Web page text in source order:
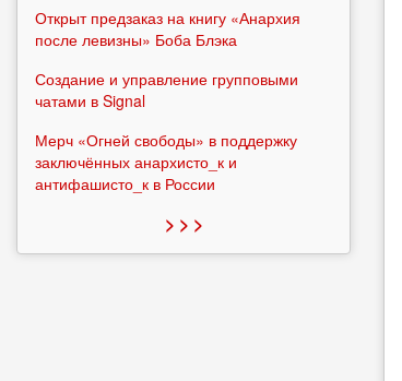
Открыт предзаказ на книгу «Анархия
после левизны» Боба Блэка
Создание и управление групповыми
чатами в Signal
Мерч «Огней свободы» в поддержку
заключённых анархисто_к и
антифашисто_к в России
> > >